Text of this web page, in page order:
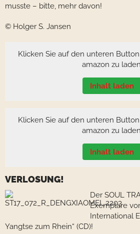
musste – bitte, mehr davon!
© Holger S. Jansen
Klicken Sie auf den unteren
amazon zu
Inhalt laden
Klicken Sie auf den unteren
amazon zu
Inhalt laden
VERLOSUNG!
Der SOUL
Exemplare
International
Yangtse zum Rhein“ (CD)!